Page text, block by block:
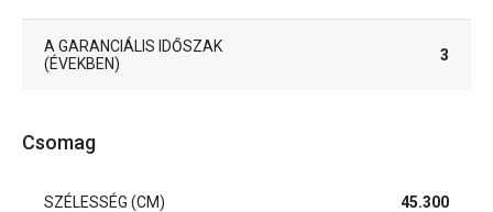
A GARANCIÁLIS IDŐSZAK
(ÉVEKBEN)
3
Csomag
SZÉLESSÉG (CM) 45.300